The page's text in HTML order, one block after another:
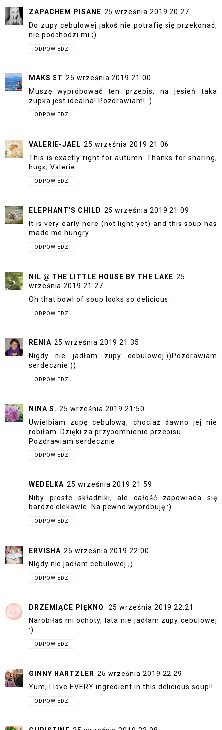
ZAPACHEM PISANE 25 września 2019 20:27
Do zupy cebulowej jakoś nie potrafię się przekonać,
nie podchodzi mi ;)
ODPOWIEDZ
MAKS ST 25 września 2019 21:00
Muszę wypróbować ten przepis, na jesień taka
zupka jest idealna! Pozdrawiam! :)
ODPOWIEDZ
VALERIE-JAEL 25 września 2019 21:06
This is exactly right for autumn. Thanks for sharing,
hugs, Valerie
ODPOWIEDZ
ELEPHANT'S CHILD 25 września 2019 21:09
It is very early here (not light yet) and this soup has
made me hungry.
ODPOWIEDZ
NIL @ THE LITTLE HOUSE BY THE LAKE 25
września 2019 21:27
Oh that bowl of soup looks so delicious.
ODPOWIEDZ
RENIA 25 września 2019 21:35
Nigdy nie jadłam zupy cebulowej:))Pozdrawiam
serdecznie:))
ODPOWIEDZ
NINA S. 25 września 2019 21:50
Uwielbiam zupę cebulową, chociaż dawno jej nie
robiłam. Dzięki za przypomnienie przepisu.
Pozdrawiam serdecznie
ODPOWIEDZ
WEDELKA 25 września 2019 21:59
Niby proste składniki, ale całość zapowiada się
bardzo ciekawie. Na pewno wypróbuję :)
ODPOWIEDZ
ERVISHA 25 września 2019 22:00
Nigdy nie jadłam cebulowej ;)
ODPOWIEDZ
DRZEMIĄCE PIĘKNO
25 września 2019 22:21
Narobiłaś mi ochoty, lata nie jadłam zupy cebulowej
:)
ODPOWIEDZ
GINNY HARTZLER 25 września 2019 22:29
Yum, I love EVERY ingredient in this delicious soup!!
ODPOWIEDZ